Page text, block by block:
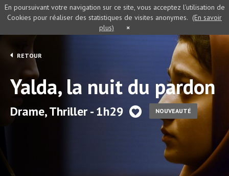
RETOUR
Yalda, la nuit du pardon
Drame, Thriller - 1h29 NOUVEAUTÉ
En poursuivant votre navigation sur ce site, vous acceptez l’utilisation de
Cookies pour réaliser des statistiques de visites anonymes. (En savoir
plus)
×